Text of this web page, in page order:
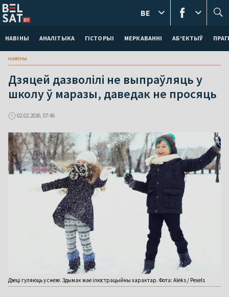
НАВІНЫ АНАЛІТЫКА ГІСТОРЫІ МЕРКАВАННI АБ'ЕКТЫЎ
BE
навіны
Дзяцей дазволілі не выпраўляць у
школу ў маразы, даведак не просяць
02.02.2026, 07:46
Дзеці гуляюць у снезе. Здымак мае ілюстрацыйны характар. Фота: Aleks / Pexels